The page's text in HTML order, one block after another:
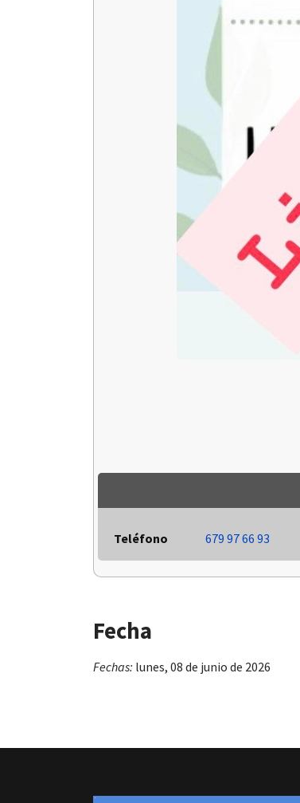
Teléfono 679 97 66 93
Fecha
Fechas: lunes, 08 de junio de 2026